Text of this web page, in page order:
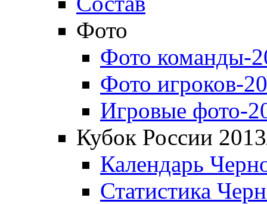
Фото
Фото команды-
Фото игроков-
Игровые фото-
Кубок России
Календарь
Статистика